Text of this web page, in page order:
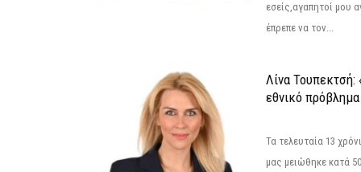
εσείς,αγαπητοί μου
έπρεπε να τον...
Λίνα Τουπεκτσή:
εθνικό πρόβλημα
Τα τελευταία 13
μας μειώθηκε κατά